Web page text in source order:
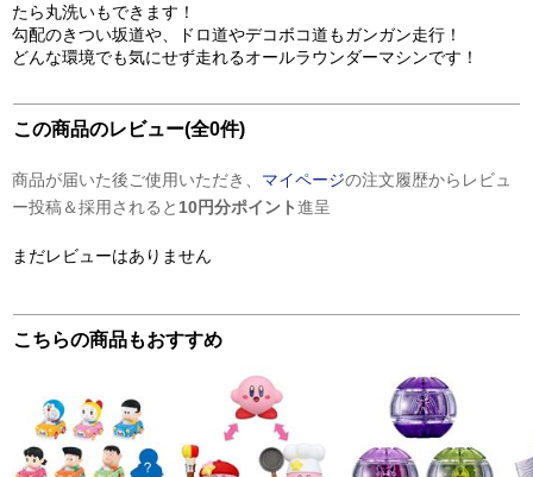
たら丸洗いもできます！
勾配のきつい坂道や、ドロ道やデコボコ道もガンガン走行！
どんな環境でも気にせず走れるオールラウンダーマシンです！
この商品のレビュー(全0件)
商品が届いた後ご使用いただき、 マイページの注文履歴からレビュ
ー投稿＆採用されると 10円分ポイント進呈
まだレビューはありません
こちらの商品もおすすめ